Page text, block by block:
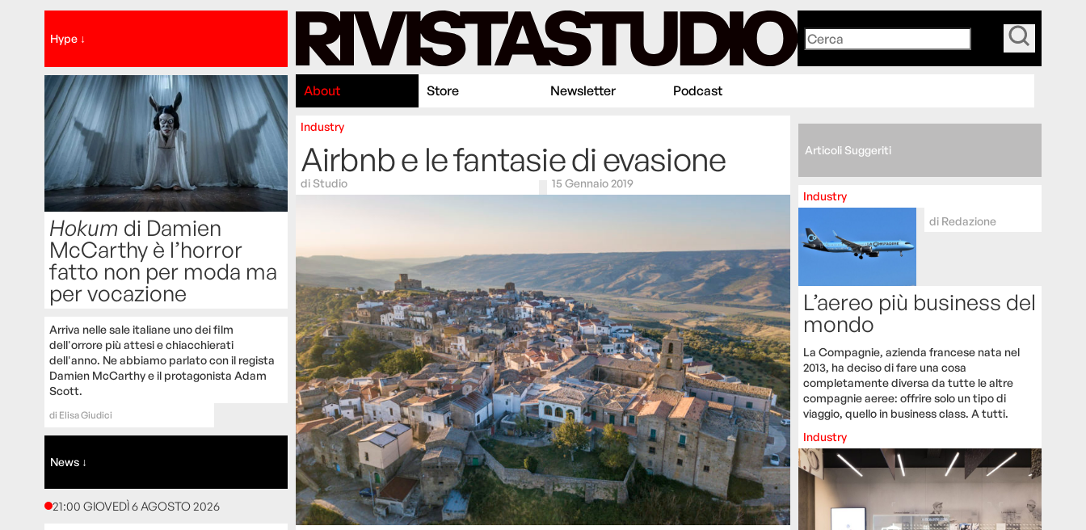
Hype ↓
Hokum di Damien
McCarthy è l’horror
fatto non per moda ma
per vocazione
Arriva nelle sale italiane uno dei film
dell'orrore più attesi e chiacchierati
dell'anno. Ne abbiamo parlato con il regista
Damien McCarthy e il protagonista Adam
Scott.
di Elisa Giudici
News ↓
21:00 GIOVEDÌ 6 AGOSTO 2026
About Store Newsletter Podcast
Industry
Airbnb e le fantasie di evasione
diStudio 15 Gennaio 2019
Articoli Suggeriti
Industry
di Redazione
L’aereo più business del
mondo
La Compagnie, azienda francese nata nel
2013, ha deciso di fare una cosa
completamente diversa da tutte le altre
compagnie aeree: offrire solo un tipo di
viaggio, quello in business class. A tutti.
Industry